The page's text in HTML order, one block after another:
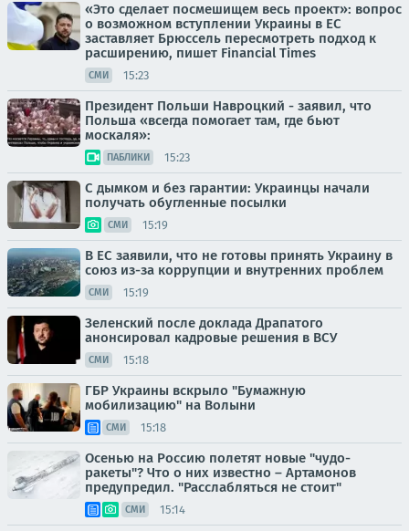
«Это сделает посмешищем весь проект»: вопрос
о возможном вступлении Украины в ЕС
заставляет Брюссель пересмотреть подход к
расширению, пишет Financial Times
СМИ 15:23
Президент Польши Навроцкий - заявил, что
Польша «всегда помогает там, где бьют
москаля»:
ПАБЛИКИ 15:23
С дымком и без гарантии: Украинцы начали
получать обугленные посылки
СМИ 15:19
В ЕС заявили, что не готовы принять Украину в
союз из-за коррупции и внутренних проблем
СМИ 15:19
Зеленский после доклада Драпатого
анонсировал кадровые решения в ВСУ
СМИ 15:18
ГБР Украины вскрыло "Бумажную
мобилизацию" на Волыни
СМИ 15:18
Осенью на Россию полетят новые "чудо-
ракеты"? Что о них известно – Артамонов
предупредил. "Расслабляться не стоит"
СМИ 15:14